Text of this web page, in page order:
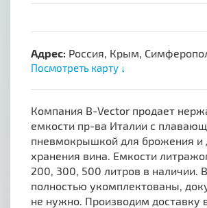
Адрес: Россия, Крым,
Посмотреть карту ↓
Компания B-Vector продает
емкости пр-ва Италии с
пневмокрышкой для брожения и
хранения вина. Емкости
200, 300, 500 литров в наличии.
полностью укомплектованы,
не нужно. Производим доставку